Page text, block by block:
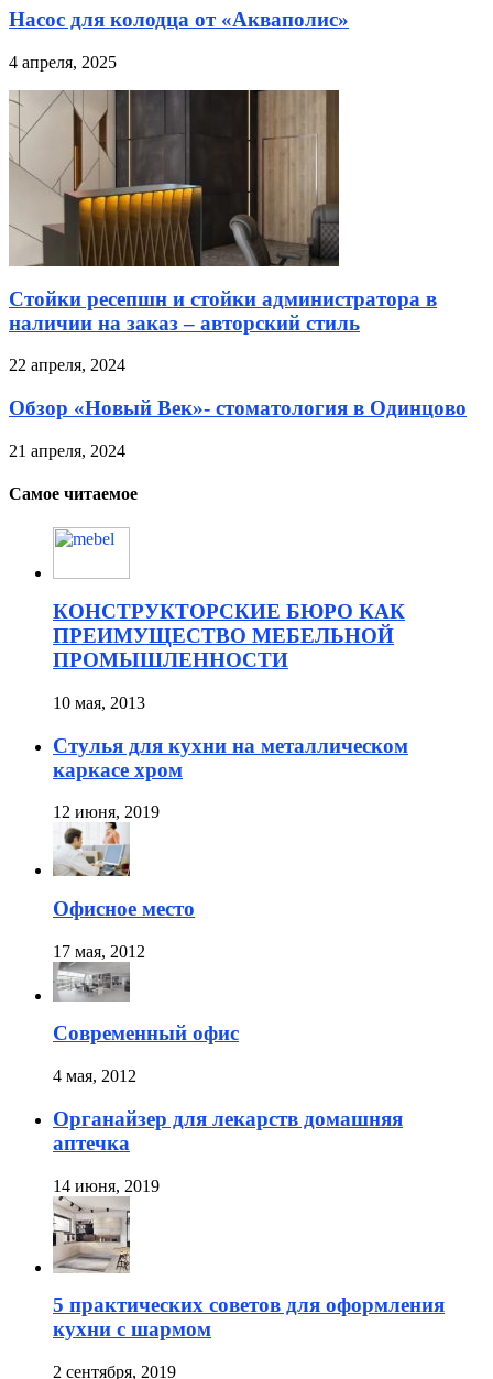
Насос для колодца от «Акваполис»
4 апреля, 2025
Стойки ресепшн и стойки администратора в
наличии на заказ – авторский стиль
22 апреля, 2024
Обзор «Новый Век»- стоматология в Одинцово
21 апреля, 2024
Самое читаемое
КОНСТРУКТОРСКИЕ БЮРО КАК
ПРЕИМУЩЕСТВО МЕБЕЛЬНОЙ
ПРОМЫШЛЕННОСТИ
10 мая, 2013
Стулья для кухни на металлическом
каркасе хром
12 июня, 2019
Офисное место
17 мая, 2012
Современный офис
4 мая, 2012
Органайзер для лекарств домашняя
аптечка
14 июня, 2019
5 практических советов для оформления
кухни с шармом
2 сентября, 2019